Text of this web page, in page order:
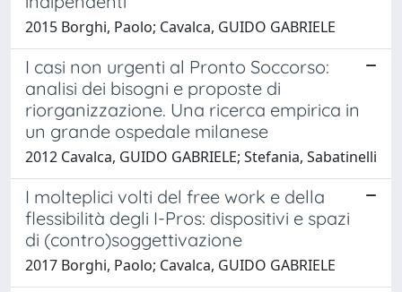
2015 Borghi, Paolo; Cavalca, GUIDO GABRIELE
I casi non urgenti al Pronto Soccorso:
analisi dei bisogni e proposte di
riorganizzazione. Una ricerca empirica in
un grande ospedale milanese
2012 Cavalca, GUIDO GABRIELE; Stefania, Sabatinelli
I molteplici volti del free work e della
flessibilità degli I-Pros: dispositivi e spazi
di (contro)soggettivazione
2017 Borghi, Paolo; Cavalca, GUIDO GABRIELE